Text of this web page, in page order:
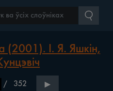
І. Я. Яшкін,
/ 352 ▶